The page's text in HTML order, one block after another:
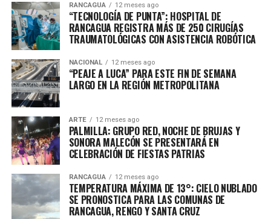
RANCAGUA 12 meses ago
“TECNOLOGÍA DE PUNTA”: HOSPITAL DE
RANCAGUA REGISTRA MÁS DE 250 CIRUGÍAS
TRAUMATOLÓGICAS CON ASISTENCIA ROBÓTICA
NACIONAL 12 meses ago
“PEAJE A LUCA” PARA ESTE FIN DE SEMANA
LARGO EN LA REGIÓN METROPOLITANA
ARTE 12 meses ago
PALMILLA: GRUPO RED, NOCHE DE BRUJAS Y
SONORA MALECÓN SE PRESENTARÁ EN
CELEBRACIÓN DE FIESTAS PATRIAS
RANCAGUA 12 meses ago
TEMPERATURA MÁXIMA DE 13°: CIELO NUBLADO
SE PRONOSTICA PARA LAS COMUNAS DE
RANCAGUA, RENGO Y SANTA CRUZ